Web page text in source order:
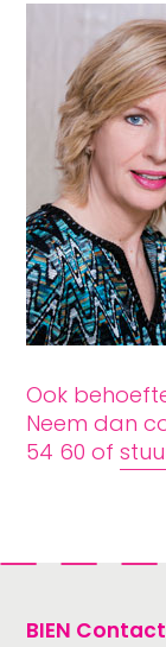
Ook
Neem dan
54 60 of
BIEN Contact